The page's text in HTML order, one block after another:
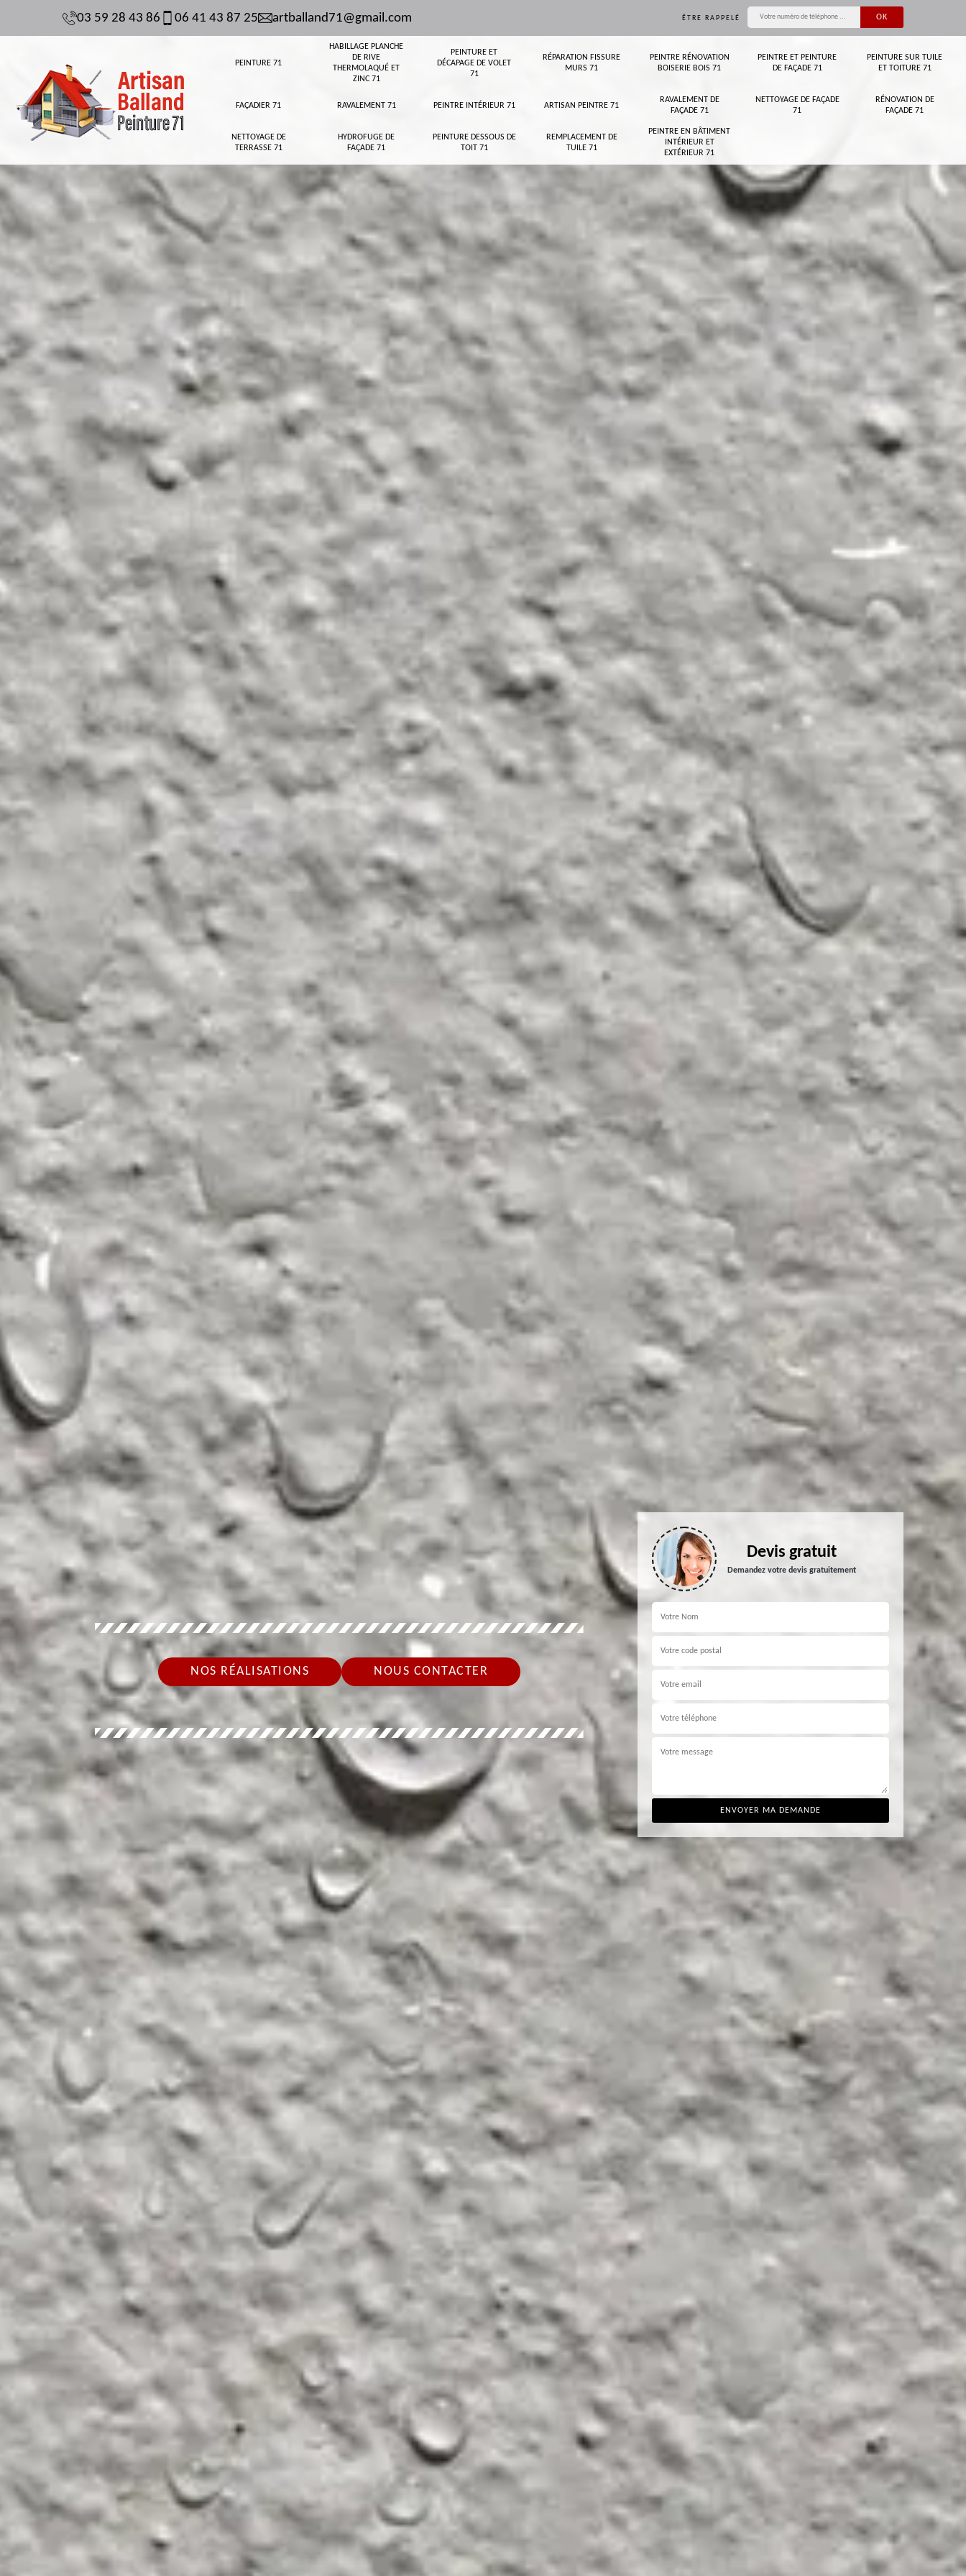
03 59 28 43 86 06 41 43 87 25 artballand71@gmail.com ÊTRE RAPPELÉ
PEINTURE 71
HABILLAGE PLANCHE
DE RIVE
THERMOLAQUÉ ET
ZINC 71
PEINTURE ET
DÉCAPAGE DE VOLET
71
RÉPARATION FISSURE
MURS 71
PEINTRE RÉNOVATION
BOISERIE BOIS 71
PEINTRE ET PEINTURE
DE FAÇADE 71
PEINTURE SUR TUILE
ET TOITURE 71
FAÇADIER 71 RAVALEMENT 71 PEINTRE INTÉRIEUR 71 ARTISAN PEINTRE 71
RAVALEMENT DE
FAÇADE 71
NETTOYAGE DE FAÇADE
71
RÉNOVATION DE
FAÇADE 71
NETTOYAGE DE
TERRASSE 71
HYDROFUGE DE
FAÇADE 71
PEINTURE DESSOUS DE
TOIT 71
REMPLACEMENT DE
TUILE 71
PEINTRE EN BÂTIMENT
INTÉRIEUR ET
EXTÉRIEUR 71
NOS RÉALISATIONS NOUS CONTACTER
Devis gratuit
Demandez votre devis gratuitement